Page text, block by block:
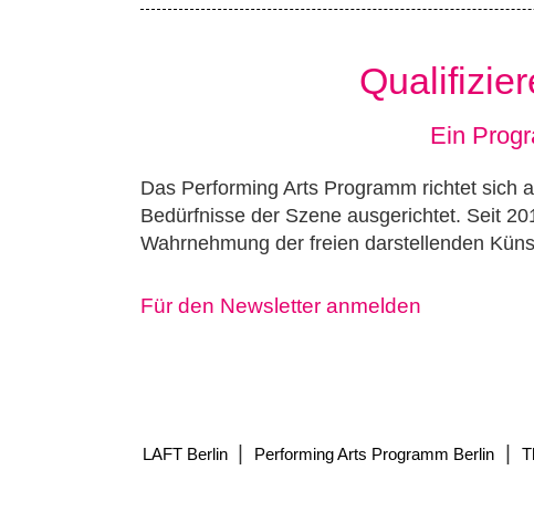
Ein
Das Performing Arts Programm richtet sich
Bedürfnisse der Szene ausgerichtet. Seit
Wahrnehmung der freien darstellenden
Für den Newsletter anmelden
LAFT Berlin Performing Arts Programm Berlin